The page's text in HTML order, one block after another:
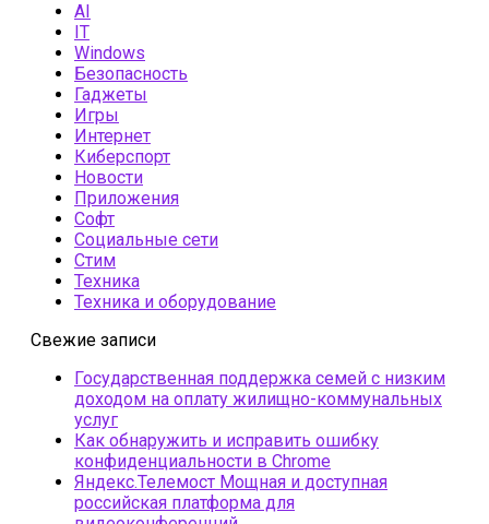
AI
IT
Windows
Безопасность
Гаджеты
Игры
Интернет
Киберспорт
Новости
Приложения
Софт
Социальные сети
Стим
Техника
Техника и оборудование
Свежие записи
Государственная поддержка семей с низким
доходом на оплату жилищно-коммунальных
услуг
Как обнаружить и исправить ошибку
конфиденциальности в Chrome
Яндекс.Телемост Мощная и доступная
российская платформа для